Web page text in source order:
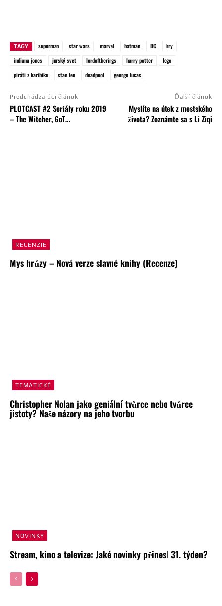
TAGY superman star wars marvel batman DC
hry
indiana jones
jurský svet lordoftherings harry potter
lego
piráti z karibiku
stan lee deadpool george lucas
Predchádzajúci článok
PLOTCAST #2 Seriály roku 2019
– The Witcher, GoT…
Ďalší článok
Myslíte na útek z mestského
života? Zoznámte sa s Li Ziqi
RECENZIE
Mys hrůzy – Nová verze slavné knihy (Recenze)
TEMATICKÉ
Christopher Nolan jako geniální tvůrce nebo tvůrce
jistoty? Naše názory na jeho tvorbu
NOVINKY
Stream, kino a televize: Jaké novinky přinesl 31. týden?